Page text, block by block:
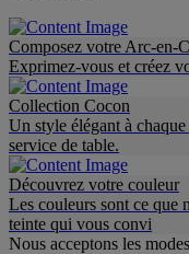
Composez votre Arc-en-
Exprimez-vous et créez
Collection Cocon
Un style élégant à
service de table.
Découvrez votre couleur
Les couleurs sont ce que
teinte qui vous convi
Nous acceptons les